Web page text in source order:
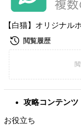
【白猫】オリジナル
攻略コンテンツ
お役立ち